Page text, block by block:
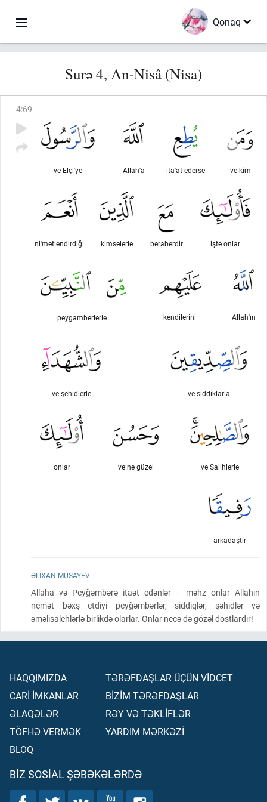
Qonaq
Surə 4, An-Nisâ (Nisa)
4:69
ve kim
ita'at ederse
Allah'a
ve Elçi'ye
işte onlar
beraberdir
kimselerle
ni'metlendirdiği
Allah'ın
kendilerini
peygamberlerle
ve sıddiklarla
ve şehidlerle
ve Salihlerle
ve ne güzel
onlar
arkadaştır
ƏLIXAN MUSAYEV
Allaha və Peyğəmbərə itaət edənlər – məhz onlar Allahın
nemət bəxş etdiyi peyğəmbərlər, siddiqlər, şəhidlər və
əməlisalehlərlə birlikdə olarlar. Onlar necə də gözəl dostlardır!
HAQQIMIZDA
CARİ İMKANLAR
ƏLAQƏLƏR
TÖFHƏ VERMƏK
BLOQ
TƏRƏFDAŞLAR ÜÇÜN VİDCET
BİZİM TƏRƏFDAŞLAR
RƏY VƏ TƏKLİFLƏR
YARDIM MƏRKƏZİ
BIZ SOSIAL ŞƏBƏKƏLƏRDƏ